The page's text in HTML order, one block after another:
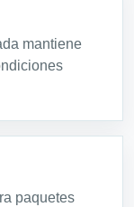
mantiene
paquetes